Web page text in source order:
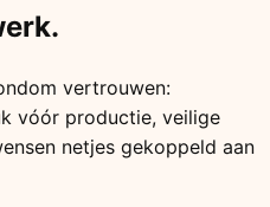
vertrouwen:
vóór productie, veilige
netjes gekoppeld aan